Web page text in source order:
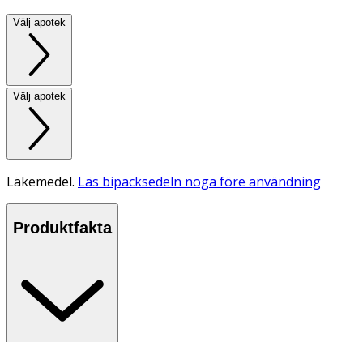
Välj apotek
Välj apotek
Läkemedel. Läs bipacksedeln noga före användning
Produktfakta